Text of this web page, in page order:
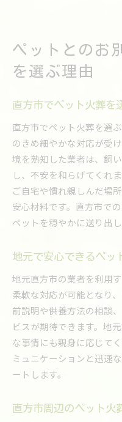
ペットとのお
を選ぶ理由
直方市でペット火葬を
直方市でペット火葬を選
のきめ細やかな対応が受
境を熟知した業者は、飼
し、不安を和らげてくれ
ご自宅や慣れ親しんだ場
安心材料です。直方市で
ペットを穏やかに送り出
地元で安心できるペッ
地元直方市の業者を利用
柔軟な対応が可能となり
前説明や供養方法の相談
ビスが期待できます。地
な事情にも親身に応じて
ミュニケーションと迅速
ートします。
直方市周辺のペット火